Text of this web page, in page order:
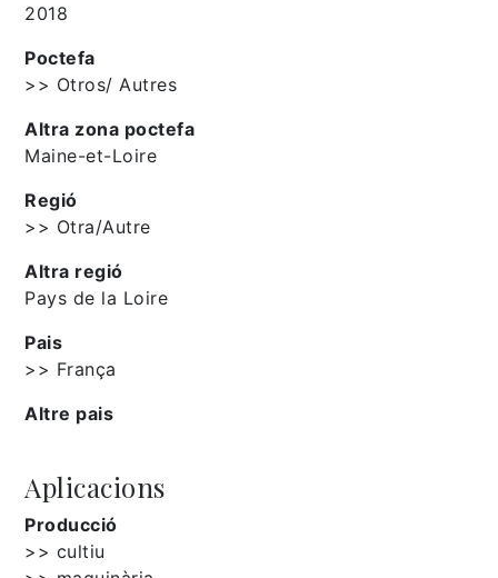
2018
Poctefa
>> Otros/ Autres
Altra zona poctefa
Maine-et-Loire
Regió
>> Otra/Autre
Altra regió
Pays de la Loire
Pais
>> França
Altre pais
Aplicacions
Producció
>> cultiu